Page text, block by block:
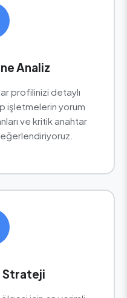
Analiz
profilinizi detaylı
işletmelerin yorum
ve kritik anahtar
Strateji